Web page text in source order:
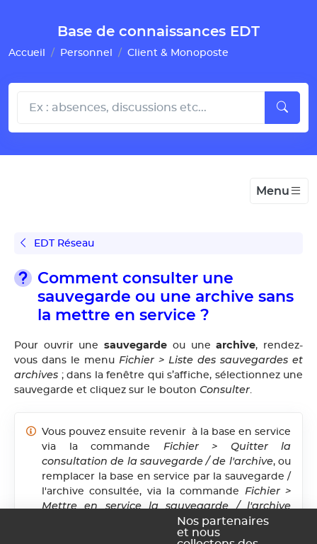
Base de connaissances EDT
Accueil Personnel Client & Monoposte
Menu
EDT Réseau
Comment consulter une
sauvegarde ou une archive sans
la mettre en service ?
Pour ouvrir unesauvegarde ou unearchive, rendez-
vous dans le menu Fichier > Liste des sauvegardes et
archives ; dans la fenêtre qui s’affiche, sélectionnez une
sauvegarde et cliquez sur le bouton Consulter
Vous pouvez ensuite revenir à la base en service
via la commande Fichier > Quitter la
consultation de la sauvegarde / de l'archive, ou
remplacer la base en service par la sauvegarde /
l'archive consultée, via la commande Fichier >
Mettre en service la sauvegarde / l'archive
. EDT vous propose alors de
renommer la base (si vous ne le faites pas, elle
Nos partenaires
et nous